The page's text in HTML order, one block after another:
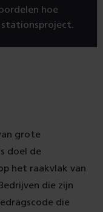
hoe
grote
doel de
het raakvlak van
die zijn
die